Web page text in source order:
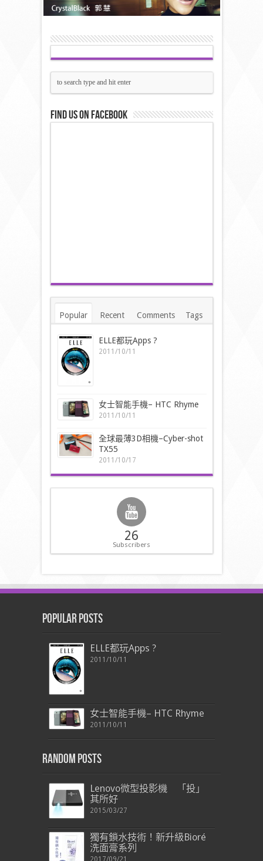
Find us on Facebook
Popular Recent Comments Tags
ELLE都玩Apps ?
2011/10/11
女士智能手機– HTC Rhyme
2011/10/11
全球最薄3D相機–Cyber-shot
TX55
2011/10/17
26
Subscribers
Popular Posts
ELLE都玩Apps ?
2011/10/11
女士智能手機– HTC Rhyme
2011/10/11
Random Posts
Lenovo微型投影機 「投」
其所好
2015/03/27
獨有鎖水技術！新升級Bioré
洗面膏系列
2017/09/21